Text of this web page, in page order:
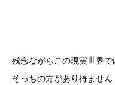
残念ながらこの現実世界で
そっちの方があり得ません